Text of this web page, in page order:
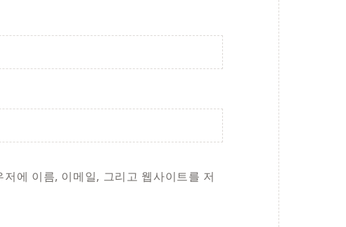
에 이름, 이메일, 그리고 웹사이트를 저